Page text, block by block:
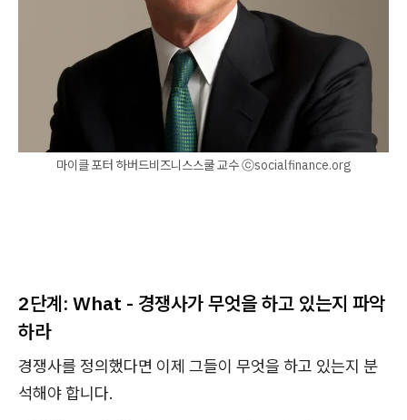
마이클 포터 하버드비즈니스스쿨 교수 ⓒsocialfinance.org
2단계: What - 경쟁사가 무엇을 하고 있는지 파악
하라
경쟁사를 정의했다면 이제 그들이 무엇을 하고 있는지 분
석해야 합니다.